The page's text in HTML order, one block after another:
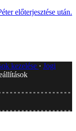
előterjesztése után.
kezelése
Jogi